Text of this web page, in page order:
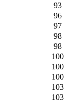
93
96
97
98
98
100
100
100
103
103